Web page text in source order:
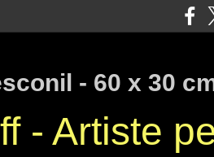
- Artiste